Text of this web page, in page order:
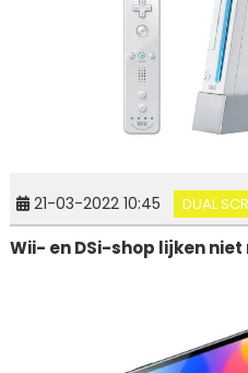
21-03-2022 10:45 DUAL
Wii- en DSi-shop lijken